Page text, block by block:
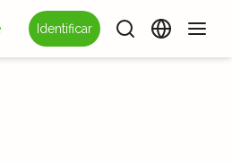
Identificar